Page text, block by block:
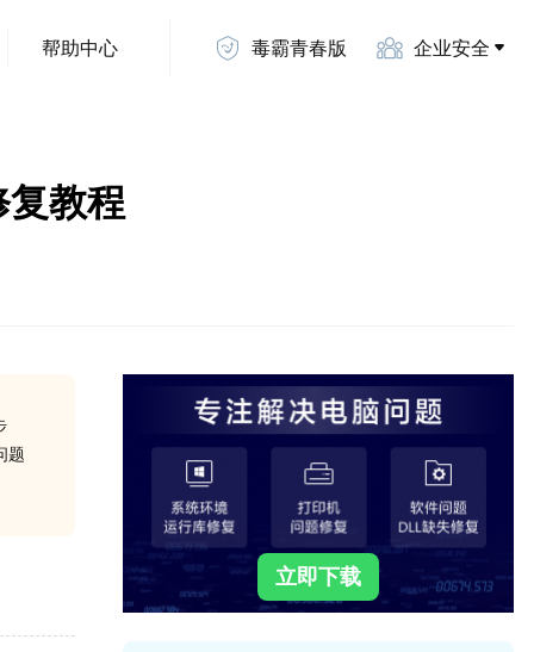
帮助中心 毒霸青春版 企业安全
复教程
题
立即下载